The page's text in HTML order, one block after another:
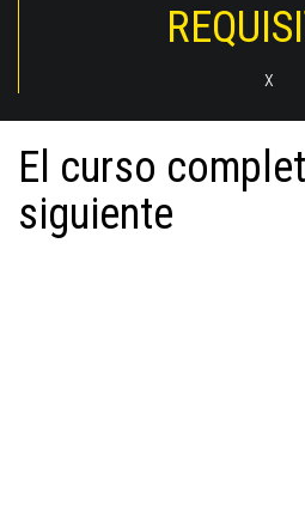
x
El curso
siguiente